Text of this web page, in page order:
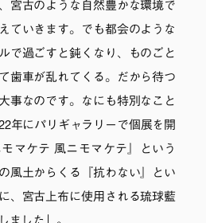
宮古のような自然豊かな環境で
ていきます。でも都会のような
で過ごすと鈍くなり、ものごと
歯車が乱れてくる。だから待つ
事なのです。なにも特別なこと
年にパリギャラリーで個展を開
マケテ 風ニモマケテ』という
風土からくる『抗わない』とい
、宮古上布に使用される琉球藍